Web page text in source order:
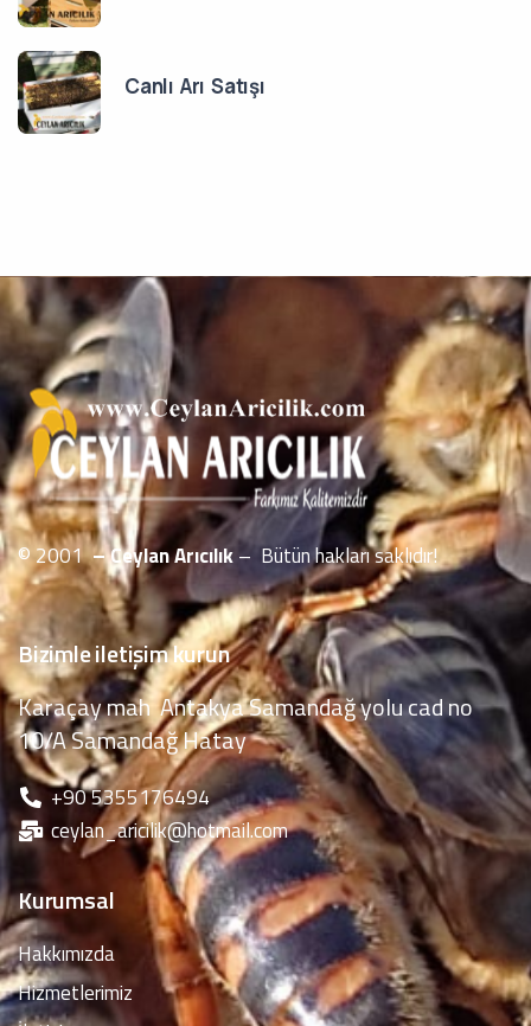
Canlı Arı Satışı
© 2001– Ceylan Arıcılık– Bütün hakları saklıdır!
Bizimle iletişim kurun
Karaçay mah Antakya Samandağ yolu cad no
10/A Samandağ Hatay
‪+90 5355176494
ceylan_aricilik@hotmail.com
Kurumsal
Hakkımızda
Hizmetlerimiz